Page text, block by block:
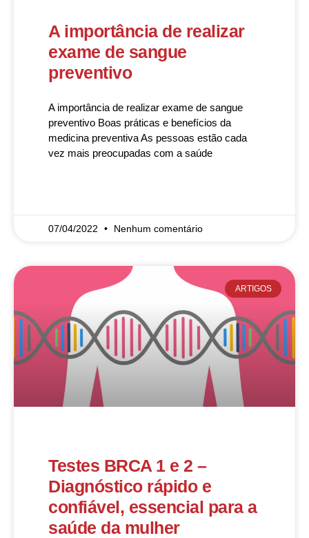
A importância de realizar
exame de sangue
preventivo
A importância de realizar exame de sangue
preventivo Boas práticas e benefícios da
medicina preventiva As pessoas estão cada
vez mais preocupadas com a saúde
07/04/2022 Nenhum comentário
ARTIGOS
Testes BRCA 1 e 2 –
Diagnóstico rápido e
confiável, essencial para a
saúde da mulher